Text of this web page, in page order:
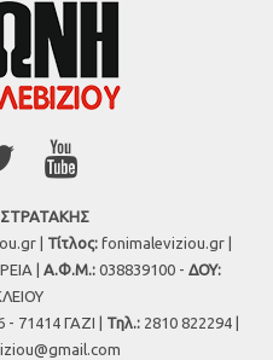
ΣΤΡΑΤΑΚΗΣ
| Τίτλος:fonimaleviziou.gr |
| Α.Φ.Μ.: 038839100 - ΔΟΥ:
71414 ΓΑΖΙ | Τηλ.: 2810 822294 |